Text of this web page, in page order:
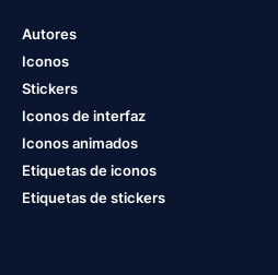
Autores
Iconos
Stickers
Iconos de interfaz
Iconos animados
Etiquetas de iconos
Etiquetas de stickers